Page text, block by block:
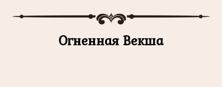
Огненная Векша